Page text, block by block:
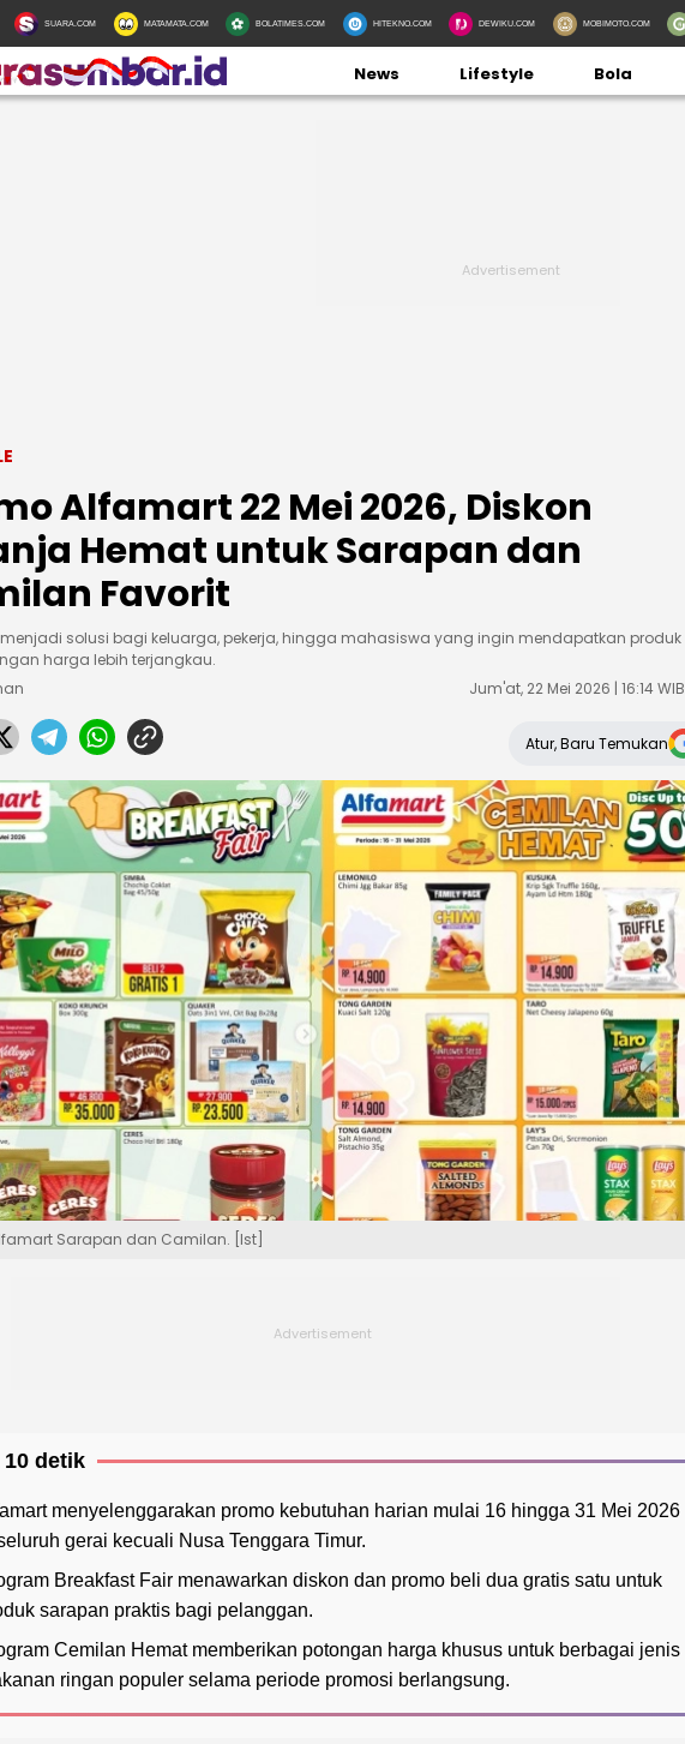
SUARA.COM MATAMATA.COM BOLATIMES.COM HITEKNO.COM DEWIKU.COM MOBIMOTO.COM
News Lifestyle Bola
Alfamart 22 Mei 2026, Diskon
Hemat untuk Sarapan dan
Favorit
menjadi solusi bagi keluarga, pekerja, hingga mahasiswa yang ingin mendapatkan produk
harga lebih terjangkau.
Jum'at, 22 Mei 2026 | 16:14 WIB
Atur, Baru Temukan
Sarapan dan Camilan. [Ist]
10 detik
menyelenggarakan promo kebutuhan harian mulai 16 hingga 31 Mei 2026
gerai kecuali Nusa Tenggara Timur.
Breakfast Fair menawarkan diskon dan promo beli dua gratis satu untuk
sarapan praktis bagi pelanggan.
Cemilan Hemat memberikan potongan harga khusus untuk berbagai jenis
ringan populer selama periode promosi berlangsung.